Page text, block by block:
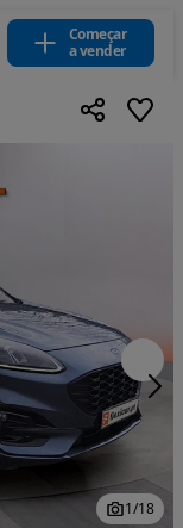
Começar
a vender
1/18